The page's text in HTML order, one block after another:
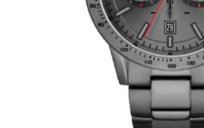
Каталог
Мужские часы
Женские часы